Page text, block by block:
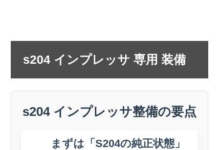
s204 インプレッサ 専用 装備
s204 インプレッサ整備の要点
まずは「S204の純正状態」